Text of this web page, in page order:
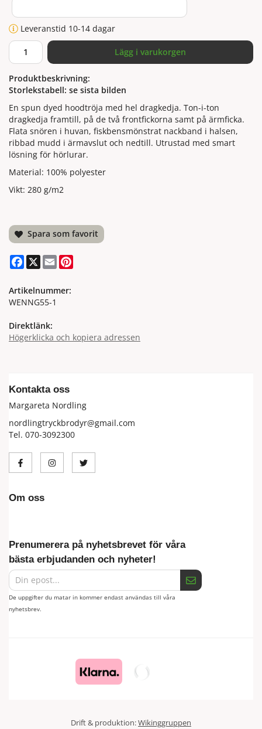
Leveranstid 10-14 dagar
Lägg i varukorgen
Produktbeskrivning:
Storlekstabell: se sista bilden
En spun dyed hoodtröja med hel dragkedja. Ton-i-ton
dragkedja framtill, på de två frontfickorna samt på ärmficka.
Flata snören i huvan, fiskbensmönstrat nackband i halsen,
ribbad mudd i ärmavslut och nedtill. Utrustad med smart
lösning för hörlurar.
Material: 100% polyester
Vikt: 280 g/m2
Spara som favorit
Facebook
X Email
Artikelnummer:
WENNG55-1
Direktlänk:
Högerklicka och kopiera adressen
Kontakta oss
Margareta Nordling
nordlingtryckbrodyr@gmail.com
Tel. 070-3092300
Om oss
Prenumerera på nyhetsbrevet för våra
bästa erbjudanden och nyheter!
De uppgifter du matar in kommer endast användas till våra
nyhetsbrev.
Drift & produktion:Wikinggruppen